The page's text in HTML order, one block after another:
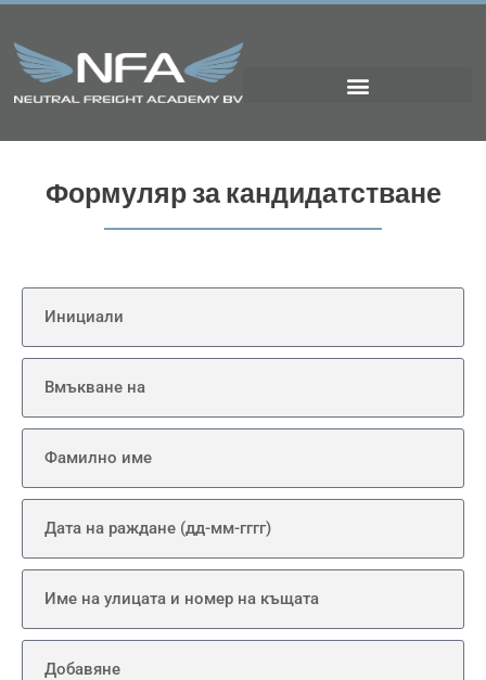
Формуляр за кандидатстване